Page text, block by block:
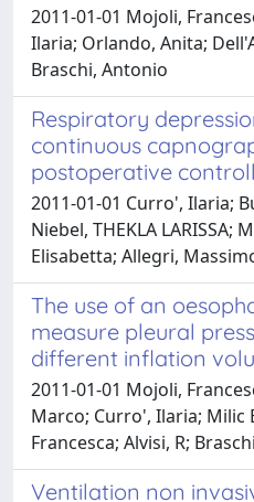
2011-01-01 Mojoli,
Ilaria; Orlando, Anita;
Braschi, Antonio
Respiratory
continuous
postoperative
2011-01-01 Curro', Ilaria;
Niebel, THEKLA LARISSA;
Elisabetta; Allegri,
The use of an
measure pleural
different inflation
2011-01-01 Mojoli,
Marco; Curro', Ilaria; Milic
Francesca; Alvisi, R;
Ventilation non